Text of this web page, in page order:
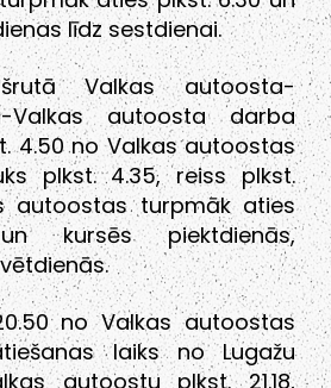
līdz sestdienai.
Valkas autoosta-
Valkas autoosta darba
4.50 no Valkas autoostas
plkst. 4.35, reiss plkst.
autoostas turpmāk aties
kursēs piektdienās,
no Valkas autoostas
laiks no Lugažu
autoostu plkst. 21.18,